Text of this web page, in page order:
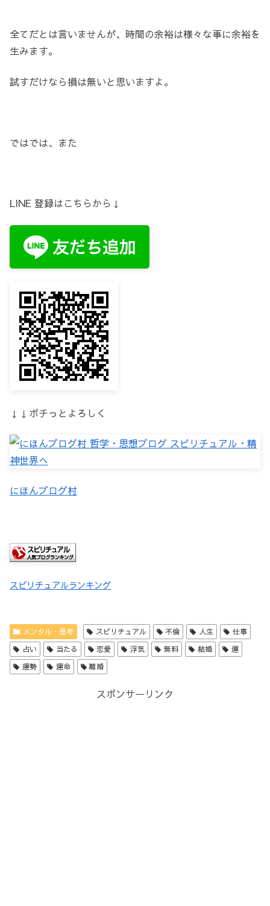
全てだとは言いませんが、時間の余裕は様々な事に余裕を
生みます。
試すだけなら損は無いと思いますよ。
ではでは、また
LINE 登録はこちらから↓
↓↓ポチっとよろしく
にほんブログ村
スピリチュアルランキング
メンタル・思考 スピリチュアル 不倫 人生
仕事
占い
当たる 恋愛 浮気 無料 結婚
運
運勢
運命 離婚
スポンサーリンク